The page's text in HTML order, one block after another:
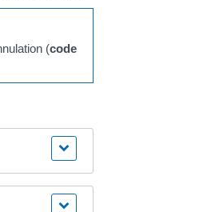
(code